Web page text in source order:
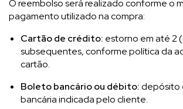
O reembolso será realizado conforme o
pagamento utilizado na compra:
Cartão de crédito: estorno em até 2
subsequentes, conforme política da
cartão.
Boleto bancário ou débito:depósito
bancária indicada pelo cliente.